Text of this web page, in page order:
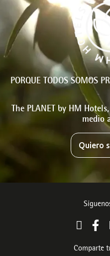
PORQUE TODOS SOMOS
The PLANET by HM
medio
Quiero
Comparte